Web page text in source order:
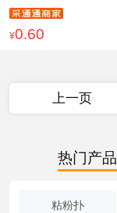
¥0.60
上一页
热门产品
粘粉扑